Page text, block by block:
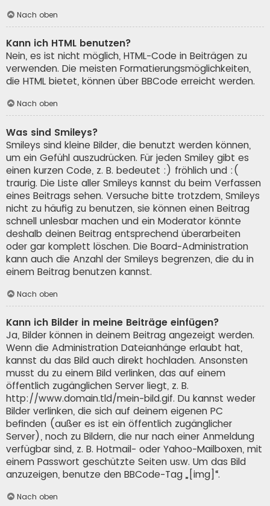
Nach oben
Kann ich HTML benutzen?
Nein, es ist nicht möglich, HTML-Code in Beiträgen zu
verwenden. Die meisten Formatierungsmöglichkeiten,
die HTML bietet, können über BBCode erreicht werden.
Nach oben
Was sind Smileys?
Smileys sind kleine Bilder, die benutzt werden können,
um ein Gefühl auszudrücken. Für jeden Smiley gibt es
einen kurzen Code, z. B. bedeutet :) fröhlich und :(
traurig. Die Liste aller Smileys kannst du beim Verfassen
eines Beitrags sehen. Versuche bitte trotzdem, Smileys
nicht zu häufig zu benutzen, sie können einen Beitrag
schnell unlesbar machen und ein Moderator könnte
deshalb deinen Beitrag entsprechend überarbeiten
oder gar komplett löschen. Die Board-Administration
kann auch die Anzahl der Smileys begrenzen, die du in
einem Beitrag benutzen kannst.
Nach oben
Kann ich Bilder in meine Beiträge einfügen?
Ja, Bilder können in deinem Beitrag angezeigt werden.
Wenn die Administration Dateianhänge erlaubt hat,
kannst du das Bild auch direkt hochladen. Ansonsten
musst du zu einem Bild verlinken, das auf einem
öffentlich zugänglichen Server liegt, z. B.
http://www.domain.tld/mein-bild.gif. Du kannst weder
Bilder verlinken, die sich auf deinem eigenen PC
befinden (außer es ist ein öffentlich zugänglicher
Server), noch zu Bildern, die nur nach einer Anmeldung
verfügbar sind, z. B. Hotmail- oder Yahoo-Mailboxen, mit
einem Passwort geschützte Seiten usw. Um das Bild
anzuzeigen, benutze den BBCode-Tag „[img]“.
Nach oben